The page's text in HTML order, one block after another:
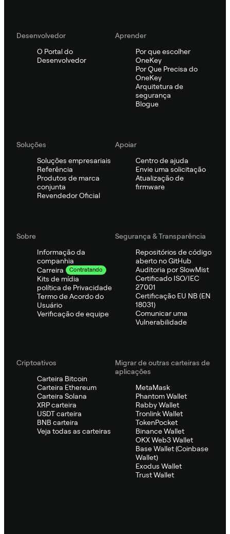
Desenvolvedor
O Portal do
Desenvolvedor
Aprender
Por que escolher
OneKey
Por Que Precisa do
OneKey
Arquitetura de
segurança
Blogue
Soluções
Soluções empresariais
Referência
Produtos de marca
conjunta
Revendedor Oficial
Apoiar
Centro de ajuda
Envie uma solicitação
Atualização de
firmware
Sobre
Informação da
companhia
Carreira
Contratando
Kits de mídia
política de Privacidade
Termo de Acordo do
Usuário
Verificação de equipe
Segurança & Transparência
Repositórios de código
aberto no GitHub
Auditoria por SlowMist
Certificado ISO/IEC
27001
Certificação EU NB (EN
18031)
Comunicar uma
Vulnerabilidade
Criptoativos
Carteira Bitcoin
Carteira Ethereum
Carteira Solana
XRP carteira
USDT carteira
BNB carteira
Veja todas as carteiras
Migrar de outras carteiras de
aplicações
MetaMask
Phantom Wallet
Rabby Wallet
Tronlink Wallet
TokenPocket
Binance Wallet
OKX Web3 Wallet
Base Wallet (Coinbase
Wallet)
Exodus Wallet
Trust Wallet